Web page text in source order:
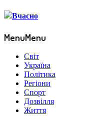
MenuMenu
Світ
Україна
Політика
Регіони
Спорт
Дозвілля
Життя